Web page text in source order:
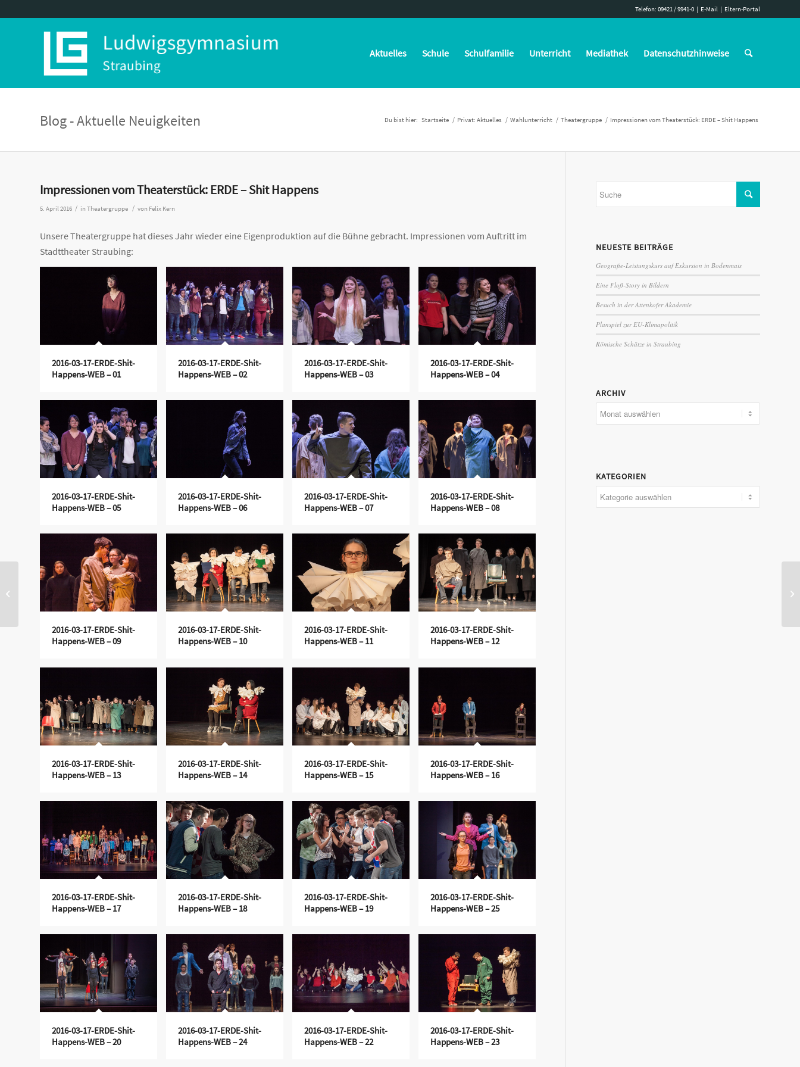
Telefon: 09421 / 9941-0 | E-Mail | Eltern-Portal
Aktuelles Schule Schulfamilie Unterricht Mediathek Datenschutzhinweise
Blog - Aktuelle Neuigkeiten Du bist hier: Startseite / Privat: Aktuelles / Wahlunterricht / Theatergruppe / Impressionen vom Theaterstück: ERDE – Shit Happens
Impressionen vom Theaterstück: ERDE – Shit Happens
5. April 2016 / in Theatergruppe / von Felix Kern
Unsere Theatergruppe hat dieses Jahr wieder eine Eigenproduktion auf die Bühne gebracht. Impressionen vom Auftritt im
Stadttheater Straubing:
2016-03-17-ERDE-Shit-
Happens-WEB – 01
2016-03-17-ERDE-Shit-
Happens-WEB – 02
2016-03-17-ERDE-Shit-
Happens-WEB – 03
2016-03-17-ERDE-Shit-
Happens-WEB – 04
2016-03-17-ERDE-Shit-
Happens-WEB – 05
2016-03-17-ERDE-Shit-
Happens-WEB – 06
2016-03-17-ERDE-Shit-
Happens-WEB – 07
2016-03-17-ERDE-Shit-
Happens-WEB – 08
2016-03-17-ERDE-Shit-
Happens-WEB – 09
2016-03-17-ERDE-Shit-
Happens-WEB – 10
2016-03-17-ERDE-Shit-
Happens-WEB – 11
2016-03-17-ERDE-Shit-
Happens-WEB – 12
2016-03-17-ERDE-Shit-
Happens-WEB – 13
2016-03-17-ERDE-Shit-
Happens-WEB – 14
2016-03-17-ERDE-Shit-
Happens-WEB – 15
2016-03-17-ERDE-Shit-
Happens-WEB – 16
2016-03-17-ERDE-Shit-
Happens-WEB – 17
2016-03-17-ERDE-Shit-
Happens-WEB – 18
2016-03-17-ERDE-Shit-
Happens-WEB – 19
2016-03-17-ERDE-Shit-
Happens-WEB – 25
2016-03-17-ERDE-Shit-
Happens-WEB – 20
2016-03-17-ERDE-Shit-
Happens-WEB – 24
2016-03-17-ERDE-Shit-
Happens-WEB – 22
2016-03-17-ERDE-Shit-
Happens-WEB – 23
NEUESTE BEITRÄGE
Geografie-Leistungskurs auf Exkursion in Bodenmais
Eine Floß-Story in Bildern
Besuch in der Attenkofer Akademie
Planspiel zur EU-Klimapolitik
Römische Schätze in Straubing
ARCHIV
KATEGORIEN
Neue Laufshirts für das P-
Seminar „Marathon“